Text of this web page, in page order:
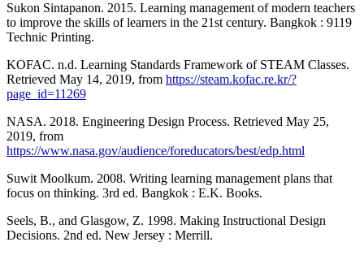
Sukon Sintapanon. 2015. Learning management of modern teachers
to improve the skills of learners in the 21st century. Bangkok : 9119
Technic Printing.
KOFAC. n.d. Learning Standards Framework of STEAM Classes.
Retrieved May 14, 2019, from https://steam.kofac.re.kr/?
page_id=11269
NASA. 2018. Engineering Design Process. Retrieved May 25,
2019, from
https://www.nasa.gov/audience/foreducators/best/edp.html
Suwit Moolkum. 2008. Writing learning management plans that
focus on thinking. 3rd ed. Bangkok : E.K. Books.
Seels, B., and Glasgow, Z. 1998. Making Instructional Design
Decisions. 2nd ed. New Jersey : Merrill.